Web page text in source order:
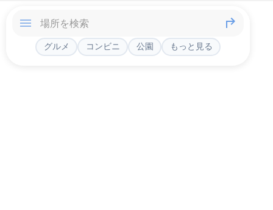
グルメ コンビニ 公園 もっと見る